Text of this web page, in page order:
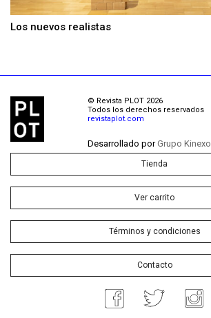
Los nuevos realistas
© Revista PLOT 2026
Todos los derechos reservados
revistaplot.com
Desarrollado porGrupo Kinexo.
Tienda
Ver carrito
Términos y condiciones
Contacto